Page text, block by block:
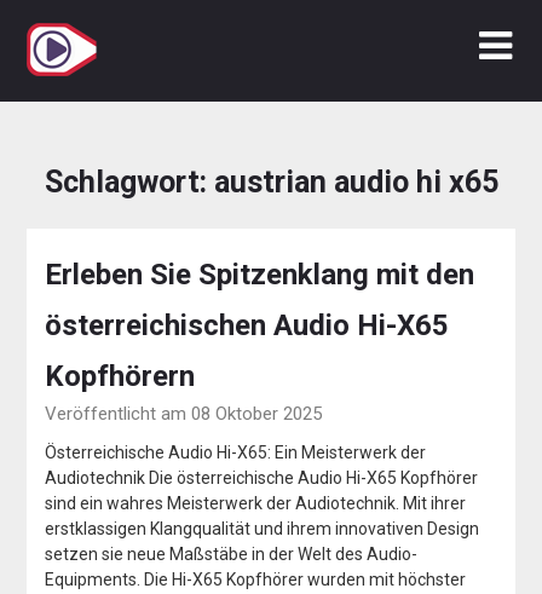
Inhalt
springen
Schlagwort: austrian audio hi x65
Erleben Sie Spitzenklang mit den
österreichischen Audio Hi-X65
Kopfhörern
Veröffentlicht am 08 Oktober 2025
Österreichische Audio Hi-X65: Ein Meisterwerk der
Audiotechnik Die österreichische Audio Hi-X65 Kopfhörer
sind ein wahres Meisterwerk der Audiotechnik. Mit ihrer
erstklassigen Klangqualität und ihrem innovativen Design
setzen sie neue Maßstäbe in der Welt des Audio-
Equipments. Die Hi-X65 Kopfhörer wurden mit höchster